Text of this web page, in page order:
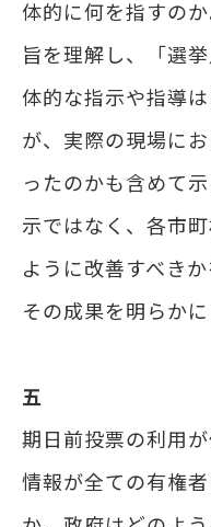
体的に何を指すの
旨を理解し、「選
体的な指示や指導
が、実際の現場に
ったのかも含めて
示ではなく、各市
ように改善すべき
その成果を明らかに
五
期日前投票の利用
情報が全ての有権